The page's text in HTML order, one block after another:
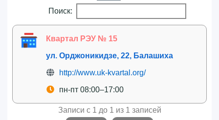
Поиск:
Квартал РЭУ № 15
ул. Орджоникидзе, 22, Балашиха
http://www.uk-kvartal.org/
пн-пт 08:00–17:00
Записи с 1 до 1 из 1 записей